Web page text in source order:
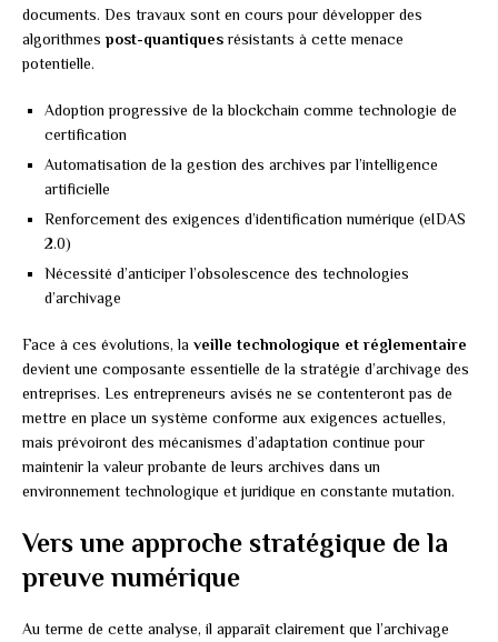
documents. Des travaux sont en cours pour développer des
algorithmes post-quantiquesrésistants à cette menace
potentielle.
Adoption progressive de la blockchain comme technologie de
certification
Automatisation de la gestion des archives par l’intelligence
artificielle
Renforcement des exigences d’identification numérique (eIDAS
2.0)
Nécessité d’anticiper l’obsolescence des technologies
d’archivage
Face à ces évolutions, la veille technologique et réglementaire
devient une composante essentielle de la stratégie d’archivage des
entreprises. Les entrepreneurs avisés ne se contenteront pas de
mettre en place un système conforme aux exigences actuelles,
mais prévoiront des mécanismes d’adaptation continue pour
maintenir la valeur probante de leurs archives dans un
environnement technologique et juridique en constante mutation.
Vers une approche stratégique de la
preuve numérique
Au terme de cette analyse, il apparaît clairement que l’archivage